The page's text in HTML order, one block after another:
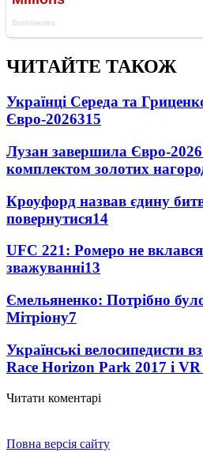
ЧИТАЙТЕ ТАКОЖ
Українці Середа та
Євро-2026315
Лузан завершила Євро-
комплектом золотих
Кроуфорд назвав єдину
повернутися14
UFC 221: Ромеро не
зважуванні13
Ємельяненко: Потрібно
Мітріону7
Українські велосипедисти
Race Horizon Park 2017 і
Читати коментарі
Повна версія сайту